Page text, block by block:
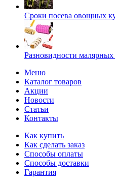
Сроки посева овощных
Разновидности малярных
Меню
Каталог товаров
Акции
Новости
Статьи
Контакты
Как купить
Как сделать заказ
Способы оплаты
Способы доставки
Гарантия